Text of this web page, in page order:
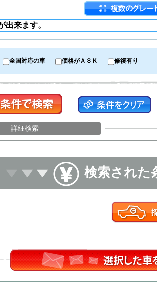
全国対応の車 価格がＡＳＫ 修復有り
詳細検索
検索された